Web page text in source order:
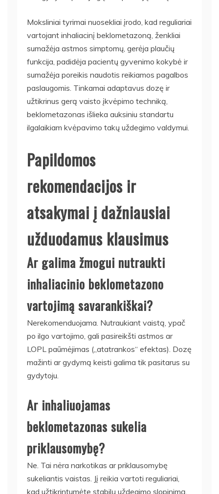
Moksliniai tyrimai nuosekliai įrodo, kad reguliariai
vartojant inhaliacinį beklometazoną, ženkliai
sumažėja astmos simptomų, gerėja plaučių
funkcija, padidėja pacientų gyvenimo kokybė ir
sumažėja poreikis naudotis reikiamos pagalbos
paslaugomis. Tinkamai adaptavus dozę ir
užtikrinus gerą vaisto įkvėpimo techniką,
beklometazonas išlieka auksiniu standartu
ilgalaikiam kvėpavimo takų uždegimo valdymui.
Papildomos
rekomendacijos ir
atsakymai į dažniausiai
užduodamus klausimus
Ar galima žmogui nutraukti
inhaliacinio beklometazono
vartojimą savarankiškai?
Nerekomenduojama. Nutraukiant vaistą, ypač
po ilgo vartojimo, gali pasireikšti astmos ar
LOPL paūmėjimas („atatrankos“ efektas). Dozę
mažinti ar gydymą keisti galima tik pasitarus su
gydytoju.
Ar inhaliuojamas
beklometazonas sukelia
priklausomybę?
Ne. Tai nėra narkotikas ar priklausomybę
sukeliantis vaistas. Jį reikia vartoti reguliariai,
kad užtikrintumėte stabilų uždegimo slopinimą,